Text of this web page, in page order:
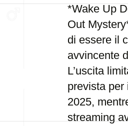
*Wake Up
Out
di essere il
avvincente
L’uscita
prevista per
2025,
streaming